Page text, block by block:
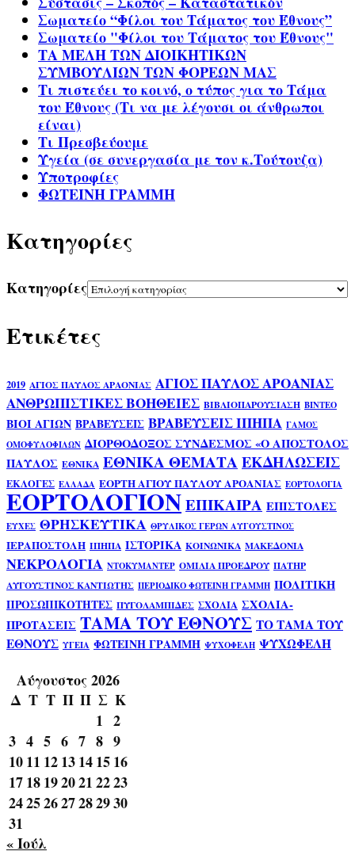
Σωματείο “Φίλοι του Τάματος του Έθνους”
Σωματείο "Φίλοι του Τάματος του Έθνους"
ΤΑ ΜΕΛΗ ΤΩΝ ΔΙΟΙΚΗΤΙΚΩΝ
ΣΥΜΒΟΥΛΙΩΝ ΤΩΝ ΦΟΡΕΩΝ ΜΑΣ
Τι πιστεύει το κοινό, ο τύπος για το Τάμα
του Έθνους (Τι να με λέγουσι οι άνθρωποι
είναι)
Τι Πρεσβεύουμε
Υγεία (σε συνεργασία με τον κ.Τούτουζα)
Υποτροφίες
ΦΩΤΕΙΝΗ ΓΡΑΜΜΗ
Kατηγορίες
Kατηγορίες
Ετικέτες
2019 ΑΓΙΟΣ ΠΑΥΛΟΣ ΑΡΑΟΝΙΑΣ ΑΓΙΟΣ ΠΑΥΛΟΣ ΑΡΟΑΝΙΑΣ
ΑΝΘΡΩΠΙΣΤΙΚΕΣ ΒΟΗΘΕΙΕΣ ΒΙΒΛΙΟΠΑΡΟΥΣΙΑΣΗ ΒΙΝΤΕΟ
ΒΙΟΙ ΑΓΙΩΝ ΒΡΑΒΕΥΣΕΙΣ ΒΡΑΒΕΥΣΕΙΣ ΙΠΗΠΑ ΓΑΜΟΣ
ΟΜΟΦΥΛΟΦΙΛΩΝ ΔΙΟΡΘΟΔΟΞΟΣ ΣΥΝΔΕΣΜΟΣ «Ο ΑΠΟΣΤΟΛΟΣ
ΠΑΥΛΟΣ ΕΘΝΙΚΑ ΕΘΝΙΚΑ ΘΕΜΑΤΑΕΚΔΗΛΩΣΕΙΣ
ΕΚΛΟΓΕΣ ΕΛΛΑΔΑ ΕΟΡΤΗ ΑΓΙΟΥ ΠΑΥΛΟΥ ΑΡΟΑΝΙΑΣ ΕΟΡΤΟΛΟΓΙΑ
ΕΟΡΤΟΛΟΓΙΟΝΕΠΙΚΑΙΡΑ ΕΠΙΣΤΟΛΕΣ
ΕΥΧΕΣ ΘΡΗΣΚΕΥΤΙΚΑ ΘΡΥΛΙΚΟΣ ΓΕΡΩΝ ΑΥΓΟΥΣΤΙΝΟΣ
ΙΕΡΑΠΟΣΤΟΛΗ ΙΠΗΠΑ ΙΣΤΟΡΙΚΑ ΚΟΙΝΩΝΙΚΑ ΜΑΚΕΔΟΝΙΑ
ΝΕΚΡΟΛΟΓΙΑ ΝΤΟΚΥΜΑΝΤΕΡ ΟΜΙΛΙΑ ΠΡΟΕΔΡΟΥ ΠΑΤΗΡ
ΑΥΓΟΥΣΤΙΝΟΣ ΚΑΝΤΙΩΤΗΣ ΠΕΡΙΟΔΙΚΟ ΦΩΤΕΙΝΗ ΓΡΑΜΜΗ ΠΟΛΙΤΙΚΗ
ΠΡΟΣΩΠΙΚΟΤΗΤΕΣ ΠΥΓΟΛΑΜΠΙΔΕΣ ΣΧΟΛΙΑ ΣΧΟΛΙΑ-
ΠΡΟΤΑΣΕΙΣ ΤΑΜΑ ΤΟΥ ΕΘΝΟΥΣ ΤΟ ΤΑΜΑ ΤΟΥ
ΕΘΝΟΥΣ ΥΓΕΙΑ ΦΩΤΕΙΝΗ ΓΡΑΜΜΗ ΨΥΧΟΦΕΛΗ ΨΥΧΩΦΕΛΗ
Αύγουστος 2026
Δ Τ Τ Π Π Σ Κ
1 2
3 4 5 6 7 8 9
1011 1213141516
17181920212223
24252627282930
31
« Ιούλ